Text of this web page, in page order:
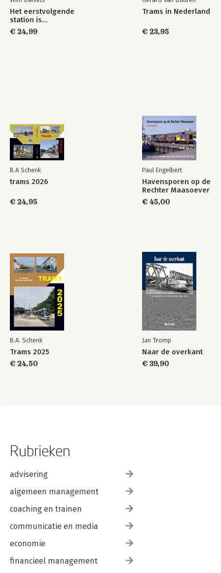
Het eerstvolgende
station is...
€ 24,99
Trams in Nederland
€ 23,95
B.A Schenk
trams 2026
€ 24,95
Paul Engelbert
Havensporen op de
Rechter Maasoever
€ 45,00
B.A. Schenk
Trams 2025
€ 24,50
Jan Tromp
Naar de overkant
€ 39,90
Rubrieken
advisering
algemeen management
coaching en trainen
communicatie en media
economie
financieel management